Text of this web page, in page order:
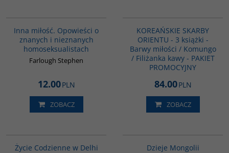
Inna miłość. Opowieści o
znanych i nieznanych
homoseksualistach
Farlough Stephen
12.00PLN
ZOBACZ
KOREAŃSKIE SKARBY
ORIENTU - 3 książki -
Barwy miłości / Komungo
/ Filiżanka kawy - PAKIET
PROMOCYJNY
84.00PLN
ZOBACZ
Życie Codzienne w Delhi Dzieje Mongolii